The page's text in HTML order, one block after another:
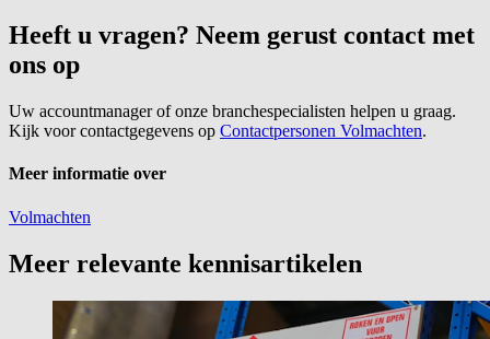
Heeft u vragen? Neem gerust contact met
ons op
Uw accountmanager of onze branchespecialisten helpen u graag.
Kijk voor contactgegevens op Contactpersonen Volmachten.
Meer informatie over
Volmachten
Meer relevante kennisartikelen